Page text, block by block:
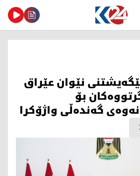
نێوان عێراق
بۆ
گه‌نده‌ڵی واژۆكرا